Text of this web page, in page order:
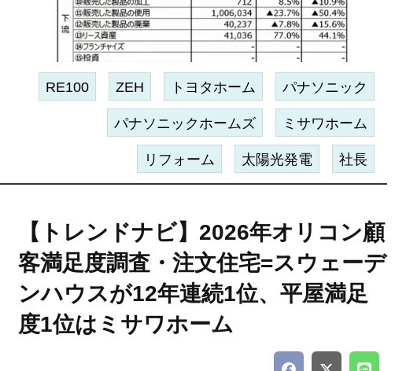
RE100 ZEH トヨタホーム パナソニック
パナソニックホームズ ミサワホーム
リフォーム 太陽光発電 社長
【トレンドナビ】2026年オリコン顧
客満足度調査・注文住宅=スウェーデ
ンハウスが12年連続1位、平屋満足
度1位はミサワホーム